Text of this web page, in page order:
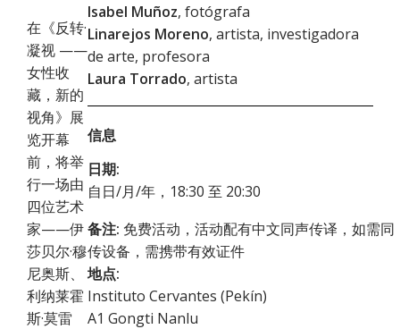
在《反转·
凝视 ——
女性收
藏，新的
视角》展
览开幕
前，将举
行一场由
四位艺术
家——伊
莎贝尔·穆
尼奥斯、
利纳莱霍
斯·莫雷
Isabel Muñoz, fotógrafa
Linarejos Moreno, artista, investigadora
de arte, profesora
Laura Torrado, artista
信息
日期:
自日/月/年，18:30 至 20:30
备注: 免费活动，活动配有中文同声传译，如需同
传设备，需携带有效证件
地点:
Instituto Cervantes (Pekín)
A1 Gongti Nanlu